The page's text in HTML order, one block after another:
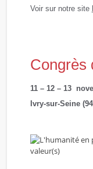
Voir sur notre site
Congrès
11 – 12 – 13
Ivry-sur-Seine